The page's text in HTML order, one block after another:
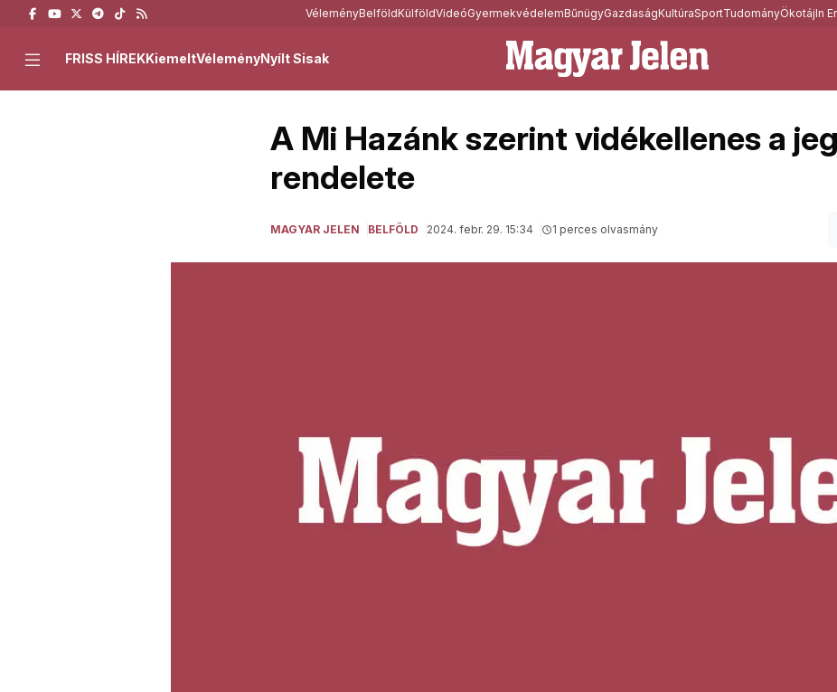
VéleményBelföldKülföldVideóGyermekvédelemBűnügyGazdaságKultúraSportTudományÖkotájIn
FRISS HÍREKKiemeltVéleményNyílt Sisak
A Mi Hazánk szerint vidékellenes a
rendelete
MAGYAR JELEN BELFÖLD 2024. febr. 29. 15:34 1 perces olvasmány